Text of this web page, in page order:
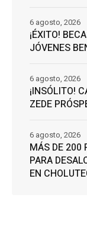
¡ÉXITO!
JÓVENES
6 agosto, 2026
¡INSÓLITO!
ZEDE
6 agosto, 2026
MÁS DE 200
PARA
EN
6 agosto, 2026